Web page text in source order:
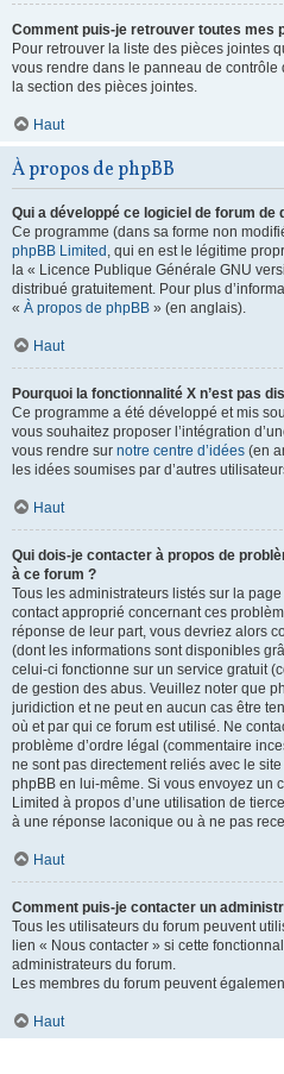
Comment puis-je retrouver toutes mes
Pour retrouver la liste des pièces jointes
vous rendre dans le panneau de contrôle
la section des pièces jointes.
Haut
À propos de phpBB
Qui a développé ce logiciel de forum de
Ce programme (dans sa forme non
phpBB Limited , qui en est le légitime
la « Licence Publique Générale GNU
distribué gratuitement. Pour plus
« À propos de phpBB » (en anglais).
Haut
Pourquoi la fonctionnalité X n’est pas
Ce programme a été développé et mis
vous souhaitez proposer l’intégration
vous rendre sur notre centre d’idées (en
les idées soumises par d’autres
Haut
Qui dois-je contacter à propos de
à ce forum ?
Tous les administrateurs listés sur la
contact approprié concernant ces
réponse de leur part, vous devriez alors
(dont les informations sont disponibles
celui-ci fonctionne sur un service gratuit
de gestion des abus. Veuillez noter que
juridiction et ne peut en aucun cas être
où et par qui ce forum est utilisé. Ne
problème d’ordre légal (commentaire
ne sont pas directement reliés avec le
phpBB en lui-même. Si vous envoyez un
Limited à propos d’une utilisation de
à une réponse laconique ou à ne pas
Haut
Comment puis-je contacter un
Tous les utilisateurs du forum peuvent
lien « Nous contacter » si cette
administrateurs du forum.
Les membres du forum peuvent
Haut